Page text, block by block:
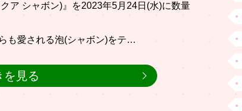
ア シャボン)』を2023年5月24日(水)に数量
も愛される泡(シャボン)をテ…
を見る